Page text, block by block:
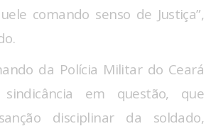
comando senso de Justiça”,
da Polícia Militar do Ceará
em questão, que
disciplinar da soldado,